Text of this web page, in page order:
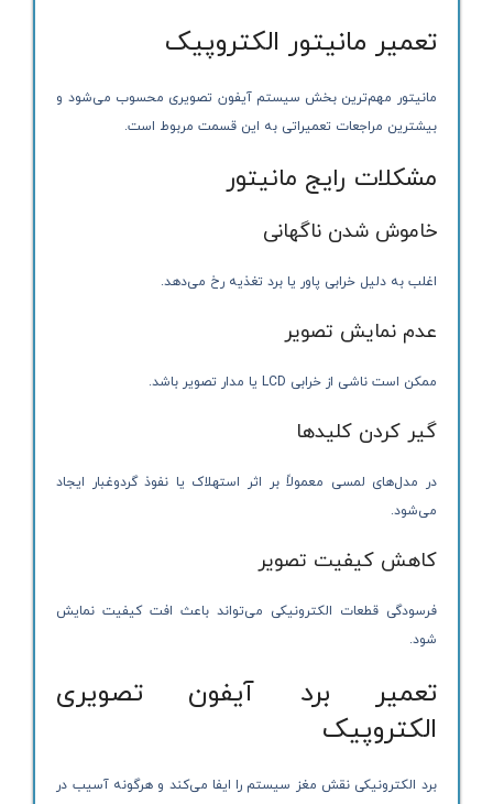
تعمیر مانیتور الکتروپیک
مانیتور مهم‌ترین بخش سیستم آیفون تصویری محسوب می‌شود و
بیشترین مراجعات تعمیراتی به این قسمت مربوط است.
مشکلات رایج مانیتور
خاموش شدن ناگهانی
اغلب به دلیل خرابی پاور یا برد تغذیه رخ می‌دهد.
عدم نمایش تصویر
ممکن است ناشی از خرابی LCD یا مدار تصویر باشد.
گیر کردن کلیدها
در مدل‌های لمسی معمولاً بر اثر استهلاک یا نفوذ گردوغبار ایجاد
می‌شود.
کاهش کیفیت تصویر
فرسودگی قطعات الکترونیکی می‌تواند باعث افت کیفیت نمایش
شود.
تعمیر برد آیفون تصویری
الکتروپیک
برد الکترونیکی نقش مغز سیستم را ایفا می‌کند و هرگونه آسیب در